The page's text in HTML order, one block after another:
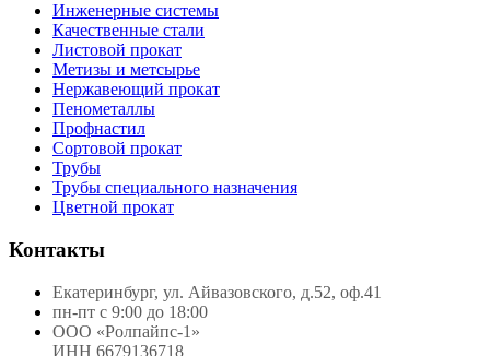
Инженерные системы
Качественные стали
Листовой прокат
Метизы и метсырье
Нержавеющий прокат
Пенометаллы
Профнастил
Сортовой прокат
Трубы
Трубы специального назначения
Цветной прокат
Контакты
Екатеринбург, ул. Айвазовского, д.52, оф.41
пн-пт с 9:00 до 18:00
ООО «Ролпайпс-1»
ИНН 6679136718